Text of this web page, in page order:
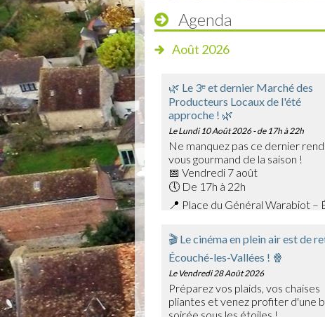
Agenda
Août 2026
🌿 Le 3ᵉ et dernier Marché des
Producteurs Locaux de l'été
approche ! 🌿
Le Lundi 10 Août 2026- de 17h à 22h
Ne manquez pas ce dernier
vous gourmand de la saison !
📅 Vendredi 7 août
🕔 De 17h à 22h
📍 Place du Général Warabiot –
savoir-faire et faire le plein de
saison : confitures, boissons,
et bien d'autres trésors du terroir
🎶 La soirée sera également
Emmanuel Toutain, pour une
chaleureuse.
Profitez de cette dernière
🎬 Le cinéma en plein air est de
Écouché-les-Vallées ! 🍿
Le Vendredi 28 Août 2026
Préparez vos plaids, vos chaises
pliantes et venez profiter d'une